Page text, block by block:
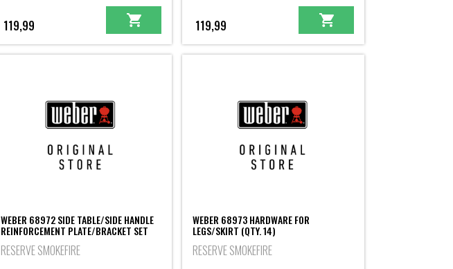
119,99 119,99
WEBER 68972 SIDE TABLE/SIDE HANDLE
REINFORCEMENT PLATE/BRACKET SET
RESERVE SMOKEFIRE
WEBER 68973 HARDWARE FOR
LEGS/SKIRT (QTY. 14)
RESERVE SMOKEFIRE